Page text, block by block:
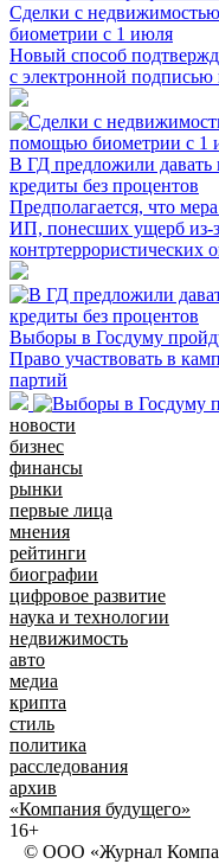
Сделки с
биометрии с 1 июля
Новый способ
с электронной
В ГД предложили давать
кредиты без процентов
Предполагается, что
ИП, понесших ущерб из-
контртеррористических
Выборы в Госдуму
Право участвовать в
партий
новости
бизнес
финансы
рынки
первые лица
мнения
рейтинги
биографии
цифровое развитие
наука и технологии
недвижимость
авто
медиа
крипта
стиль
политика
расследования
архив
«Компания будущего»
16+
© ООО «Журнал